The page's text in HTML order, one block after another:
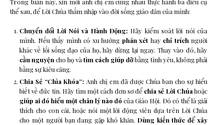
Trong tuần này, xin mời anh chị em cùng nhau thực hành ba điều cụ
thể sau, để Lời Chúa thấm nhập vào đời sống giáo dân của mình:
Chuyển đổi Lời Nói và Hành Động: Hãy kiểm soát lời nói của
mình. Nếu thấy mình có xu hướng phán xét hay chỉ trích người
khác về lối sống đạo của họ, hãy dừng lại ngay. Thay vào đó, hãy
cầu nguyện cho họ và tìm cách giúp đỡbằng tình yêu, không phải
bằng sự kiêu căng.
Chia Sẻ “Chìa Khóa”: Anh chị em đã được Chúa ban cho sự hiểu
biết về đức tin. Hãy tìm một cách đơn sơ đểchia sẻ Lời Chúa hoặc
giúp ai đó hiểu một chân lý nào đó của Giáo Hội. Đó có thể là giải
thích cho con cái, hoặc nói một lời động viên dựa trên Lời Chúa
cho một người bạn đang gặp khó khăn. Dùng kiến thức để xây